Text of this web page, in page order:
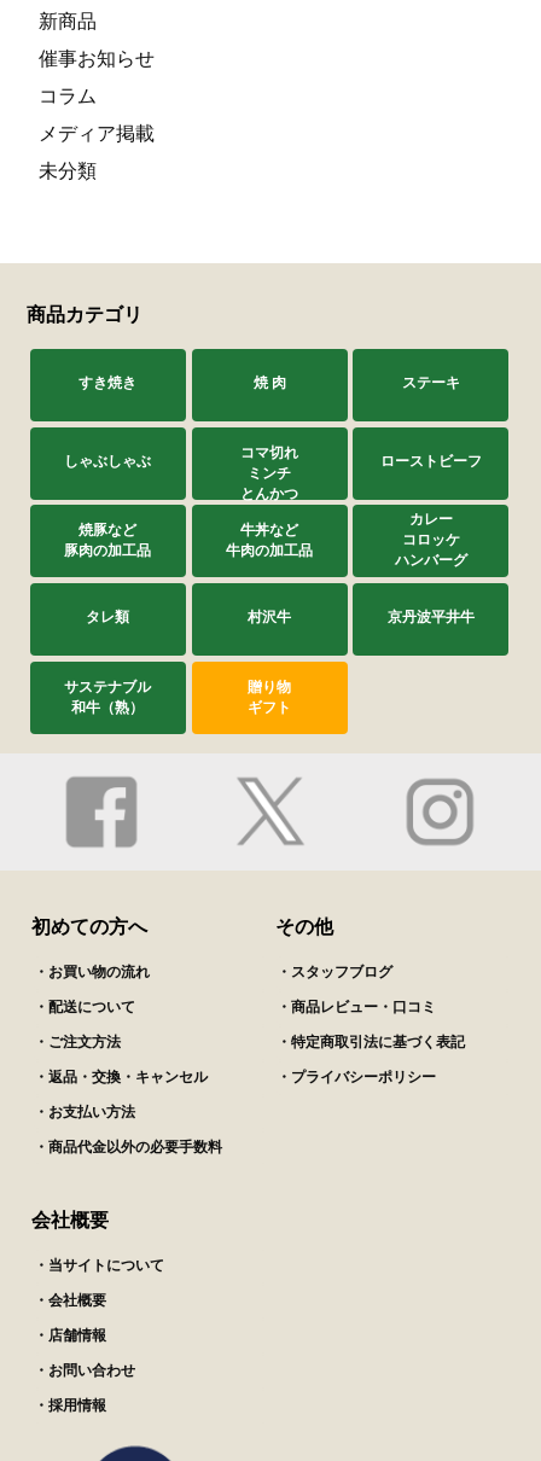
新商品
催事お知らせ
コラム
メディア掲載
未分類
商品カテゴリ
すき焼き 焼 肉 ステーキ
しゃぶしゃぶ
コマ切れ
ミンチ
とんかつ
ローストビーフ
焼豚など
豚肉の加工品
牛丼など
牛肉の加工品
カレー
コロッケ
ハンバーグ
タレ類 村沢牛 京丹波平井牛
サステナブル
和牛（熟）
贈り物
ギフト
初めての方へ
・お買い物の流れ
・配送について
・ご注文方法
・返品・交換・キャンセル
・お支払い方法
・商品代金以外の必要手数料
その他
・スタッフブログ
・商品レビュー・口コミ
・特定商取引法に基づく表記
・プライバシーポリシー
会社概要
・当サイトについて
・会社概要
・店舗情報
・お問い合わせ
・採用情報